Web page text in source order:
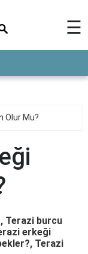
☰
Olur Mu?
Terazi burcu
erkeği
Terazi